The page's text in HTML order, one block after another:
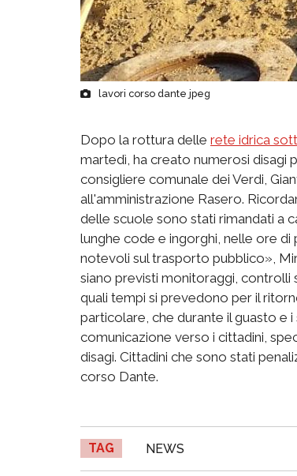
lavori corso dante jpeg
Dopo la rottura delle rete idrica
martedì, ha creato numerosi disagi
consigliere comunale dei Verdi,
all'amministrazione Rasero.
delle scuole sono stati rimandati a
lunghe code e ingorghi, nelle ore
notevoli sul trasporto pubblico»,
siano previsti monitoraggi, controlli
quali tempi si prevedono per il
particolare, che durante il guasto e
comunicazione verso i cittadini,
disagi. Cittadini che sono stati
corso Dante.
TAG NEWS